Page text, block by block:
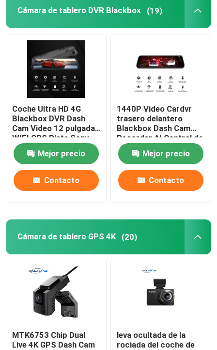
Cámara de tablero DVR Blackbox (19)
Coche Ultra HD 4G
Blackbox DVR Dash
Cam Video 12 pulgadas
WIFI GPS Pista Sony
IMX335
Mejor precio
Contacto
1440P Video Cardvr
trasero delantero
Blackbox Dash Cam
Recorder AI Control de
voz
Mejor precio
Contacto
Cámara de tablero GPS 4K (20)
MTK6753 Chip Dual
Live 4K GPS Dash Cam
leva ocultada de la
rociada del coche de